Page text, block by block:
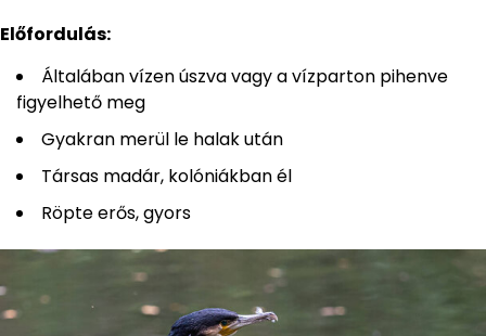
Előfordulás:
Általában vízen úszva vagy a vízparton pihenve
figyelhető meg
Gyakran merül le halak után
Társas madár, kolóniákban él
Röpte erős, gyors